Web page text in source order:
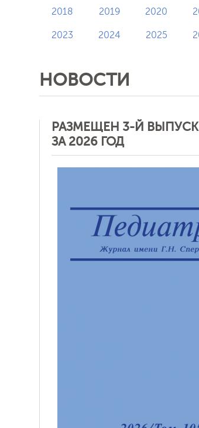
2018 2019 2020
2023 2024 2025
НОВОСТИ
РАЗМЕЩЕН 3-Й
ЗА 2026 ГОД